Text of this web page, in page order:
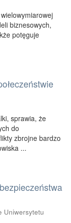
biznesowych,
potęguje
sprawia, że
do
zbrojne bardzo
...
Uniwersytetu